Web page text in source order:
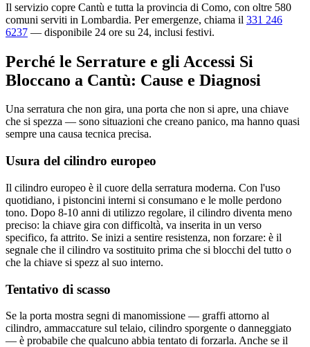
Il servizio copre Cantù e tutta la provincia di Como, con oltre 580
comuni serviti in Lombardia. Per emergenze, chiama il 331 246
6237 — disponibile 24 ore su 24, inclusi festivi.
Perché le Serrature e gli Accessi Si
Bloccano a Cantù: Cause e Diagnosi
Una serratura che non gira, una porta che non si apre, una chiave
che si spezza — sono situazioni che creano panico, ma hanno quasi
sempre una causa tecnica precisa.
Usura del cilindro europeo
Il cilindro europeo è il cuore della serratura moderna. Con l'uso
quotidiano, i pistoncini interni si consumano e le molle perdono
tono. Dopo 8-10 anni di utilizzo regolare, il cilindro diventa meno
preciso: la chiave gira con difficoltà, va inserita in un verso
specifico, fa attrito. Se inizi a sentire resistenza, non forzare: è il
segnale che il cilindro va sostituito prima che si blocchi del tutto o
che la chiave si spezz al suo interno.
Tentativo di scasso
Se la porta mostra segni di manomissione — graffi attorno al
cilindro, ammaccature sul telaio, cilindro sporgente o danneggiato
— è probabile che qualcuno abbia tentato di forzarla. Anche se il